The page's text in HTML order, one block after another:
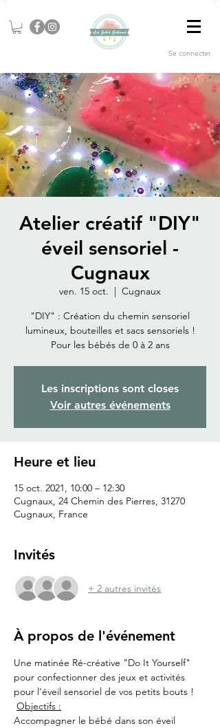
Se connecter
Atelier créatif "DIY"
éveil sensoriel -
Cugnaux
ven. 15 oct.
  |
Cugnaux
"DIY" : Création du chemin sensoriel
lumineux, bouteilles et sacs sensoriels !
Pour les bébés de 0 à 2 ans
Les inscriptions sont closes
Voir autres événements
Heure et lieu
15 oct. 2021, 10:00 – 12:30
Cugnaux, 24 Chemin des Pierres, 31270
Cugnaux, France
Invités
+ 2 autres invités
À propos de l'événement
Une matinée Ré-créative "Do It Yourself"
pour confectionner des jeux et activités
pour l'éveil sensoriel de vos petits bouts !
Objectifs :
Accompagner le bébé dans son éveil